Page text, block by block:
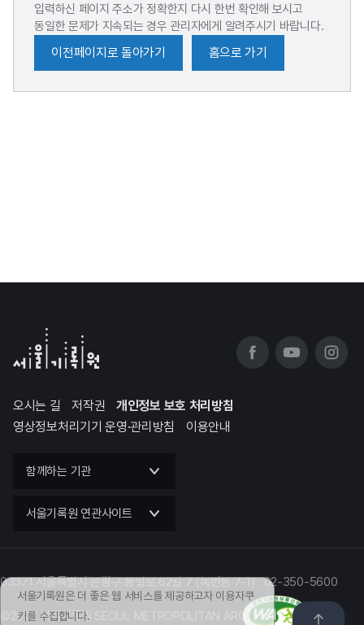
서울기록원은 더 좋은 웹 서비스를 제공하고자 이용자쿠
키를 수집합니다.
입력하신 페이지 주소가 정확한지 다시 한번 확인해 보시고
동일한 문제가 지속되는 경우 관리자에게 알려주시기 바랍니다.
이전페이지로 돌아가기 홈으로 가기
오시는 길 저작권
개인정보 보호 처리방침
영상정보처리기기 운영·관리방침
이용안내
함께하는 기관
서울기록원 연관사이트
03371 서울특별시 은평구 통일로 62길 7 (녹번동 7-1) 02-350-5600
©2023 서울기록원 SEOUL METROPOLITAN ARCHIVES